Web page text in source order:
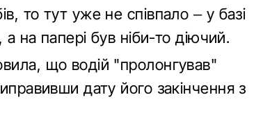
то тут уже не співпало – у базі
а на папері був ніби-то діючий.
що водій "пролонгував"
дату його закінчення з